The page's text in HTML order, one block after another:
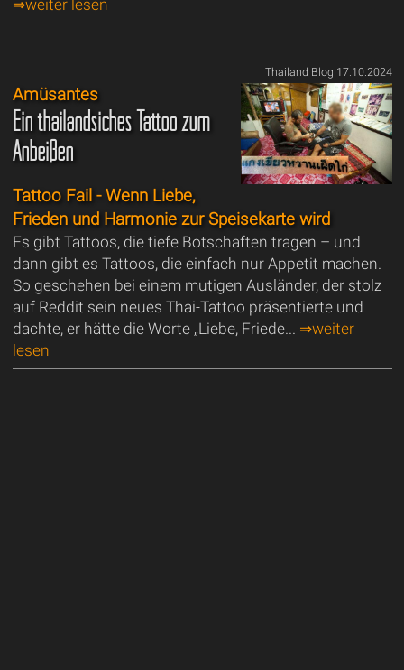
⇒weiter lesen
Thailand Blog 17.10.2024
Amüsantes
Ein thailändsiches Tattoo zum
Anbeißen
Tattoo Fail - Wenn Liebe,
Frieden und Harmonie zur Speisekarte wird
Es gibt Tattoos, die tiefe Botschaften tragen – und
dann gibt es Tattoos, die einfach nur Appetit machen.
So geschehen bei einem mutigen Ausländer, der stolz
auf Reddit sein neues Thai-Tattoo präsentierte und
dachte, er hätte die Worte „Liebe, Friede... ⇒weiter
lesen